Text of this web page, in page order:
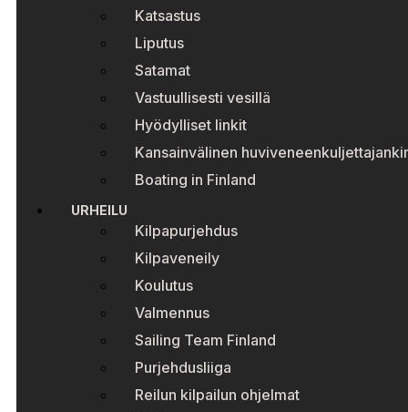
Katsastus
Liputus
Satamat
Vastuullisesti vesillä
Hyödylliset linkit
Kansainvälinen
Boating in Finland
URHEILU
Kilpapurjehdus
Kilpaveneily
Koulutus
Valmennus
Sailing Team Finland
Purjehdusliiga
Reilun kilpailun ohjelmat